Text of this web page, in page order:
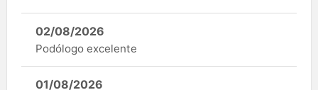
02/08/2026
Podólogo excelente
01/08/2026